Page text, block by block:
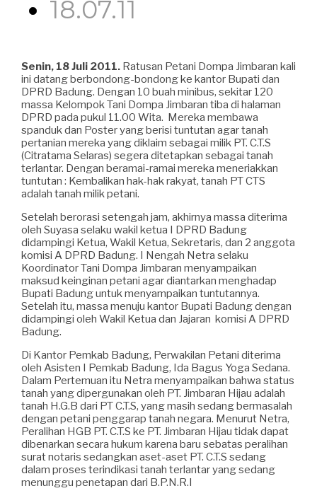
18.07.11
Senin, 18 Juli 2011.Ratusan Petani Dompa Jimbaran kali
ini datang berbondong-bondong ke kantor Bupati dan
DPRD Badung. Dengan 10 buah minibus, sekitar 120
massa Kelompok Tani Dompa Jimbaran tiba di halaman
DPRD pada pukul 11.00 Wita. Mereka membawa
spanduk dan Poster yang berisi tuntutan agar tanah
pertanian mereka yang diklaim sebagai milik PT. C.T.S
(Citratama Selaras) segera ditetapkan sebagai tanah
terlantar. Dengan beramai-ramai mereka meneriakkan
tuntutan : Kembalikan hak-hak rakyat, tanah PT CTS
adalah tanah milik petani.
Setelah berorasi setengah jam, akhirnya massa diterima
oleh Suyasa selaku wakil ketua I DPRD Badung
didampingi Ketua, Wakil Ketua, Sekretaris, dan 2 anggota
komisi A DPRD Badung. I Nengah Netra selaku
Koordinator Tani Dompa Jimbaran menyampaikan
maksud keinginan petani agar diantarkan menghadap
Bupati Badung untuk menyampaikan tuntutannya.
Setelah itu, massa menuju kantor Bupati Badung dengan
didampingi oleh Wakil Ketua dan Jajaran komisi A DPRD
Badung.
Di Kantor Pemkab Badung, Perwakilan Petani diterima
oleh Asisten I Pemkab Badung, Ida Bagus Yoga Sedana.
Dalam Pertemuan itu Netra menyampaikan bahwa status
tanah yang dipergunakan oleh PT. Jimbaran Hijau adalah
tanah H.G.B dari PT C.T.S, yang masih sedang bermasalah
dengan petani penggarap tanah negara. Menurut Netra,
Peralihan HGB PT. C.T.S ke PT. Jimbaran Hijau tidak dapat
dibenarkan secara hukum karena baru sebatas peralihan
surat notaris sedangkan aset-aset PT. C.T.S sedang
dalam proses terindikasi tanah terlantar yang sedang
menunggu penetapan dari B.P.N.R.I